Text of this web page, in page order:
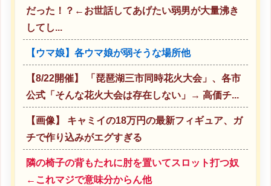
だった！？←お世話してあげたい弱男が大量沸き
してし...
【ウマ娘】各ウマ娘が弱そうな場所他
【8/22開催】 「琵琶湖三市同時花火大会」、各市
公式「そんな花火大会は存在しない」→ 高価チ...
【画像】 キャミイの18万円の最新フィギュア、ガ
チで作り込みがエグすぎる
隣の椅子の背もたれに肘を置いてスロット打つ奴
←これマジで意味分からん他